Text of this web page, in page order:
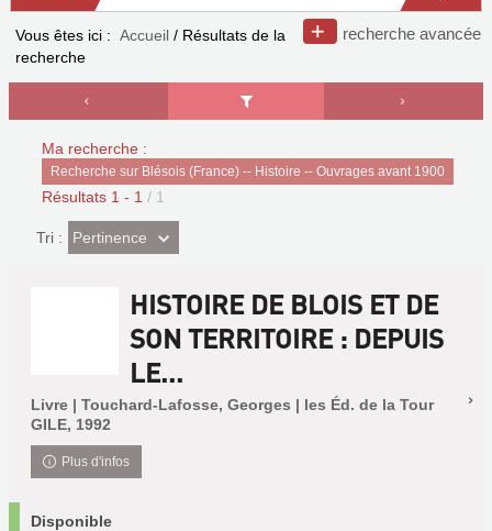
recherche avancée
Vous êtes ici : Accueil / Résultats de la
recherche
Ma recherche :
Recherche sur Blésois (France) -- Histoire -- Ouvrages avant 1900
Résultats 1 - 1 / 1
Tri : (Effet
imédiat)
Pertinence
HISTOIRE DE BLOIS ET DE
SON TERRITOIRE : DEPUIS
LE...
Livre | Touchard-Lafosse, Georges | les Éd. de la Tour
GILE, 1992
Plus d'infos
Disponible